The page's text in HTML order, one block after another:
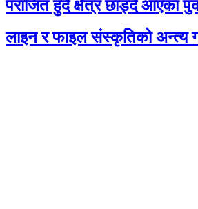
पराजित हुँदै क्षेत्र छाड्दै आएका
लाइन र फाइल संस्कृतिको अन्त्य